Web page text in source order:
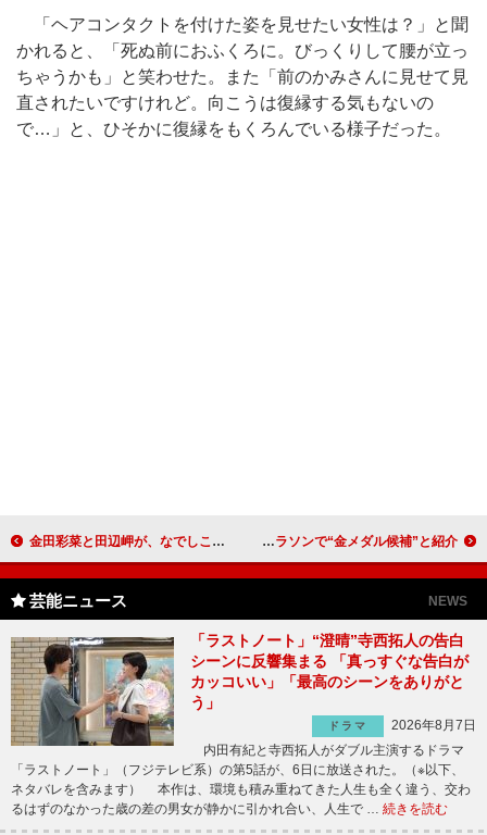
「ヘアコンタクトを付けた姿を見せたい女性は？」と聞
かれると、「死ぬ前におふくろに。びっくりして腰が立っ
ちゃうかも」と笑わせた。また「前のかみさんに見せて見
直されたいですけれど。向こうは復縁する気もないの
で…」と、ひそかに復縁をもくろんでいる様子だった。
金田彩菜と田辺岬が、なでしこブラで登場 トリンプ今年のテーマは「なでしこ応援ブラ」 猫ひろし、カンボジア国籍取得で同国代表選手に決定 現地メディアはマラソンで“金メダル候補”と紹介
芸能ニュース NEWS
「ラストノート」“澄晴”寺西拓人の告白
シーンに反響集まる 「真っすぐな告白が
カッコいい」「最高のシーンをありがと
う」
ドラマ
2026年8月7日
内田有紀と寺西拓人がダブル主演するドラマ
「ラストノート」（フジテレビ系）の第5話が、6日に放送された。（※以下、
ネタバレを含みます） 本作は、環境も積み重ねてきた人生も全く違う、交わ
るはずのなかった歳の差の男女が静かに引かれ合い、人生で … 続きを読む